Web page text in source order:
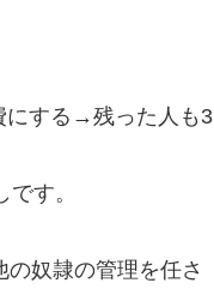
にする→残った人も3
す。
奴隷の管理を任さ